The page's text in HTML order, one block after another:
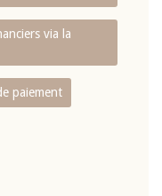
via la
paiement